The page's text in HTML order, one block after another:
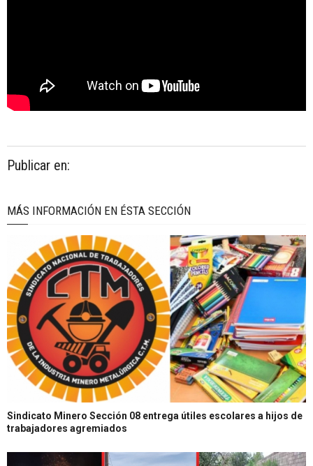
Publicar en:
MÁS INFORMACIÓN EN ÉSTA SECCIÓN
Sindicato Minero Sección 08 entrega útiles escolares a hijos de
trabajadores agremiados